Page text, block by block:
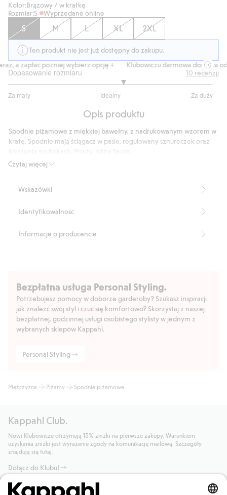
Kolor:Brązowy / w kratkę
Rozmiar:S Wyprzedane online
S M L XL 2XL
Ten produkt nie jest już dostępny do zakupu.
a zapłać później wybierz opcję +
Klubowiczu darmowa dostawa od
Dopasowanie rozmiaru
Za mały Idealny Za duży
na
8
głosów
10 recenzji
Opis produktu
Czytaj więcej
Spodnie piżamowe z miękkiej bawełny, z nadrukowanym wzorem w
kratę. Spodnie mają ściągacz w pasie, regulowany sznureczek oraz
Prosty fason
Wewnętrzna długość nogawki: 81,5 cm w rozmiarze M
Wskazówki
Identyfikowalność
Informacje o producencie
Bezpłatna usługa Personal Styling.
Potrzebujesz pomocy w doborze garderoby? Szukasz inspiracji
jak znaleźć swój styl i czuć się komfortowo? Skorzystaj z naszej
bezpłatnej, godzinnej usługi osobistego stylisty w jednym z
wybranych sklepów Kappahl.
Personal Styling
Mężczyzna Piżamy Spodnie piżamowe
Kappahl Club.
Nowi Klubowicze otrzymują 15% zniżki na pierwsze zakupy. Warunkiem
uzyskania zniżki jest wyrażenie zgody na komunikację mailową. Szczegóły
znajdują się tutaj.
Dołącz do Klubu!